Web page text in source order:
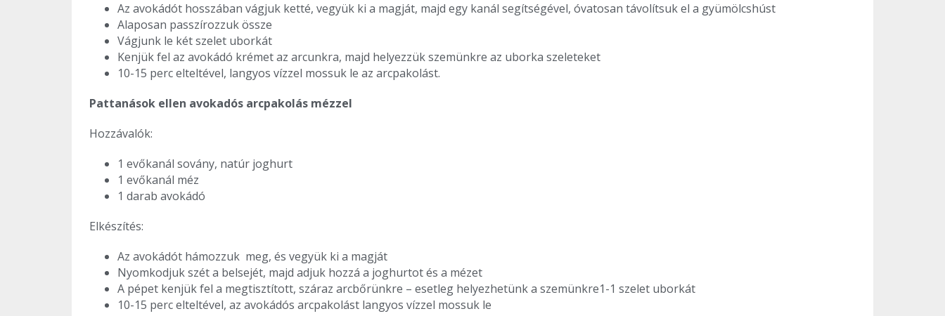
Az avokádót hosszában vágjuk ketté, vegyük ki a magját, majd egy kanál segítségével, óvatosan távolítsuk el a gyümölcshúst
Alaposan passzírozzuk össze
Vágjunk le két szelet uborkát
Kenjük fel az avokádó krémet az arcunkra, majd helyezzük szemünkre az uborka szeleteket
10-15 perc elteltével, langyos vízzel mossuk le az arcpakolást.
Pattanások ellen avokadós arcpakolás mézzel
Hozzávalók:
1 evőkanál sovány, natúr joghurt
1 evőkanál méz
1 darab avokádó
Elkészítés:
Az avokádót hámozzuk meg, és vegyük ki a magját
Nyomkodjuk szét a belsejét, majd adjuk hozzá a joghurtot és a mézet
A pépet kenjük fel a megtisztított, száraz arcbőrünkre – esetleg helyezhetünk a szemünkre1-1 szelet uborkát
10-15 perc elteltével, az avokádós arcpakolást langyos vízzel mossuk le